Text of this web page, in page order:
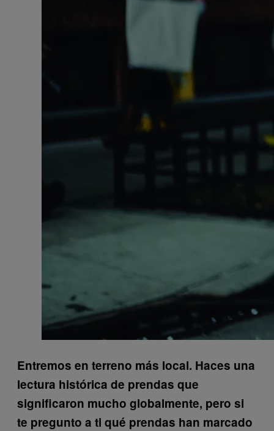
Entremos en terreno más local. Haces una
lectura histórica de prendas que
significaron mucho globalmente, pero si
te pregunto a ti qué prendas han marcado